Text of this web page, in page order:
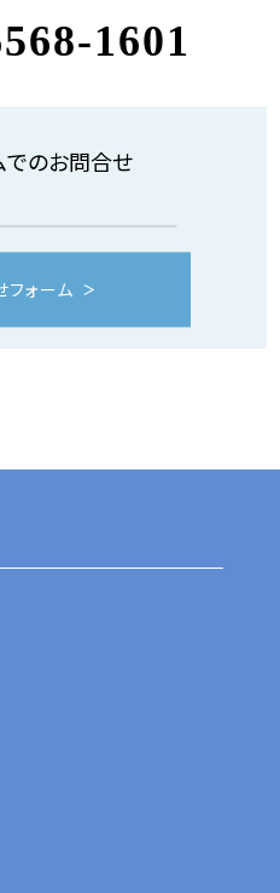
1601
でのお問合せ
フォーム